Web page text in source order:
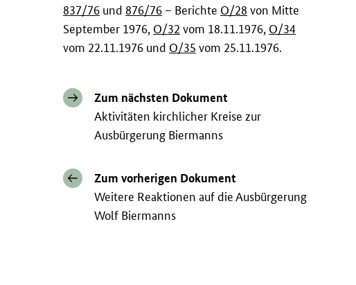
837/76 und 876/76 – Berichte O/28 von Mitte
September 1976, O/32 vom 18.11.1976, O/34
vom 22.11.1976 und O/35 vom 25.11.1976.
Zum nächsten Dokument
Aktivitäten kirchlicher Kreise zur
Ausbürgerung Biermanns
Zum vorherigen Dokument
Weitere Reaktionen auf die Ausbürgerung
Wolf Biermanns